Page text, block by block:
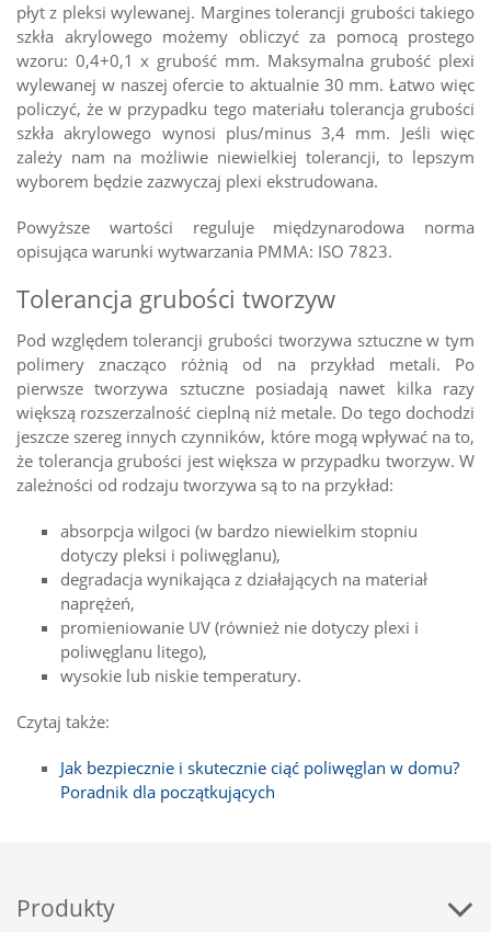
płyt z pleksi wylewanej. Margines tolerancji grubości takiego
szkła akrylowego możemy obliczyć za pomocą prostego
wzoru: 0,4+0,1 x grubość mm. Maksymalna grubość plexi
wylewanej w naszej ofercie to aktualnie 30 mm. Łatwo więc
policzyć, że w przypadku tego materiału tolerancja grubości
szkła akrylowego wynosi plus/minus 3,4 mm. Jeśli więc
zależy nam na możliwie niewielkiej tolerancji, to lepszym
wyborem będzie zazwyczaj plexi ekstrudowana.
Powyższe wartości reguluje międzynarodowa norma
opisująca warunki wytwarzania PMMA: ISO 7823.
Tolerancja grubości tworzyw
Pod względem tolerancji grubości tworzywa sztuczne w tym
polimery znacząco różnią od na przykład metali. Po
pierwsze tworzywa sztuczne posiadają nawet kilka razy
większą rozszerzalność cieplną niż metale. Do tego dochodzi
jeszcze szereg innych czynników, które mogą wpływać na to,
że tolerancja grubości jest większa w przypadku tworzyw. W
zależności od rodzaju tworzywa są to na przykład:
absorpcja wilgoci (w bardzo niewielkim stopniu
dotyczy pleksi i poliwęglanu),
degradacja wynikająca z działających na materiał
naprężeń,
promieniowanie UV (również nie dotyczy plexi i
poliwęglanu litego),
wysokie lub niskie temperatury.
Czytaj także:
Jak bezpiecznie i skutecznie ciąć poliwęglan w domu?
Poradnik dla początkujących
Produkty